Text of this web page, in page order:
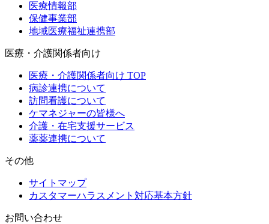
医療情報部
保健事業部
地域医療福祉連携部
医療・介護関係者向け
医療・介護関係者向け TOP
病診連携について
訪問看護について
ケマネジャーの皆様へ
介護・在宅支援サービス
薬薬連携について
その他
サイトマップ
カスタマーハラスメント対応基本方針
お問い合わせ